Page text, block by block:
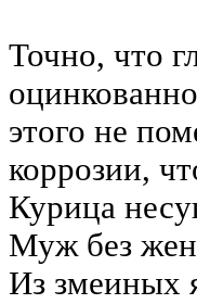
Точно, что
этого не
коррозии,
Курица
Муж без
Из змеиных